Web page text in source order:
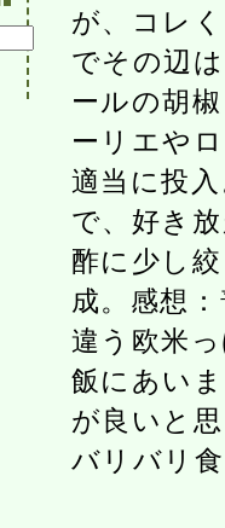
が、コレ
でその辺
ールの胡
ーリエや
適当に投
で、好き
酢に少し
成。感想
違う欧米
飯にあい
が良いと
バリバリ